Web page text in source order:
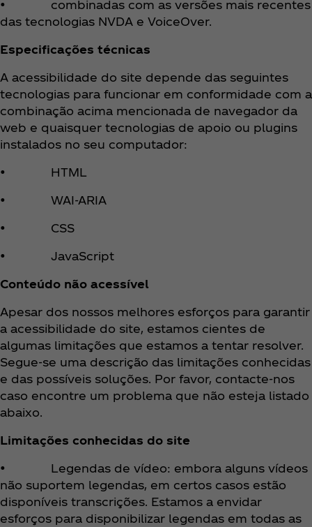
• combinadas com as versões mais recentes
das tecnologias NVDA e VoiceOver.
Especificações técnicas
A acessibilidade do site depende das seguintes
tecnologias para funcionar em conformidade com a
combinação acima mencionada de navegador da
web e quaisquer tecnologias de apoio ou plugins
instalados no seu computador:
• HTML
• WAI-ARIA
• CSS
• JavaScript
Conteúdo não acessível
Apesar dos nossos melhores esforços para garantir
a acessibilidade do site, estamos cientes de
algumas limitações que estamos a tentar resolver.
Segue-se uma descrição das limitações conhecidas
e das possíveis soluções. Por favor, contacte-nos
caso encontre um problema que não esteja listado
abaixo.
Limitações conhecidas do site
• Legendas de vídeo: embora alguns vídeos
não suportem legendas, em certos casos estão
disponíveis transcrições. Estamos a envidar
esforços para disponibilizar legendas em todas as